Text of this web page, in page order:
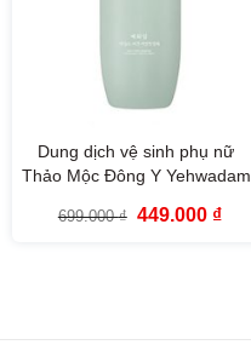
Dung dịch vệ sinh phụ nữ
Thảo Mộc Đông Y Yehwadam
(200ml)
699.000₫ Giá
449.000 ₫Giá